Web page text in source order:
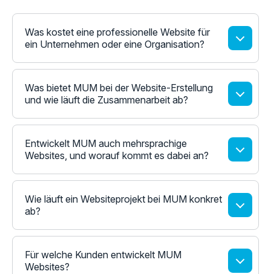
Was kostet eine professionelle Website für
ein Unternehmen oder eine Organisation?
Was bietet MUM bei der Website-Erstellung
und wie läuft die Zusammenarbeit ab?
Entwickelt MUM auch mehrsprachige
Websites, und worauf kommt es dabei an?
Wie läuft ein Websiteprojekt bei MUM konkret
ab?
Für welche Kunden entwickelt MUM
Websites?